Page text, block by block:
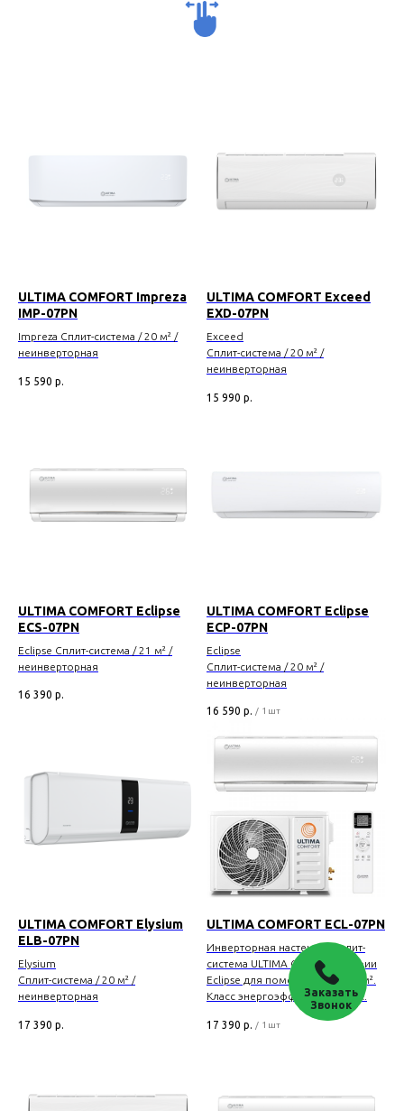
ULTIMA COMFORT Impreza
IMP-07PN
Impreza Сплит-система / 20 м² /
неинверторная
15 590 р.
ULTIMA COMFORT Exceed
EXD-07PN
Exceed
Сплит-система / 20 м² /
неинверторная
15 990 р.
ULTIMA COMFORT Eclipse
ECS-07PN
Eclipse Сплит-система / 21 м² /
неинверторная
16 390 р.
ULTIMA COMFORT Eclipse
ECP-07PN
Eclipse
Сплит-система / 20 м² /
неинверторная
16 590 р. / 1 шт
ULTIMA COMFORT Elysium
ELB-07PN
Elysium
Сплит-система / 20 м² /
неинверторная
17 390 р.
ULTIMA COMFORT ECL-07PN
Инверторная настенная сплит-
система ULTIMA COMFORT серии
Eclipse для помещений до 20 м².
Класс энергоэффективности A.
17 390 р. / 1 шт
Заказать
Звонок